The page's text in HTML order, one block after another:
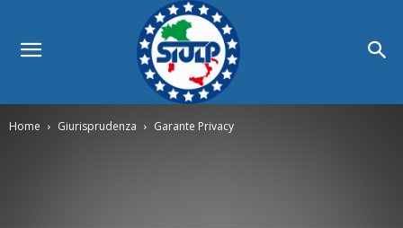
Home Giurisprudenza Garante Privacy